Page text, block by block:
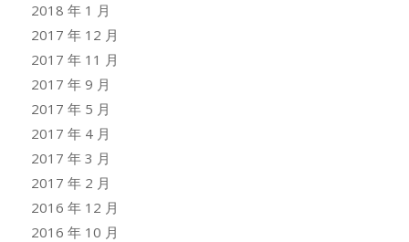
2018 年 1 月
2017 年 12 月
2017 年 11 月
2017 年 9 月
2017 年 5 月
2017 年 4 月
2017 年 3 月
2017 年 2 月
2016 年 12 月
2016 年 10 月